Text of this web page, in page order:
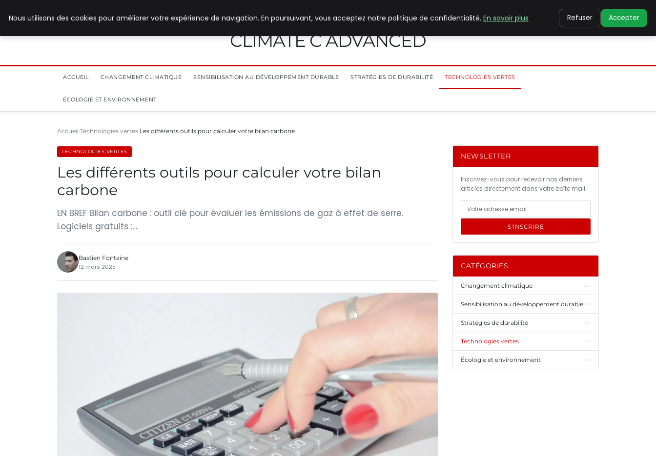
CLIMATE C ADVANCED
ACCUEIL CHANGEMENT CLIMATIQUE SENSIBILISATION AU DÉVELOPPEMENT DURABLE STRATÉGIES DE DURABILITÉ TECHNOLOGIES VERTES
ÉCOLOGIE ET ENVIRONNEMENT
Accueil Technologies vertes Les différents outils pour calculer votre bilan carbone
TECHNOLOGIES VERTES
Les différents outils pour calculer votre bilan
carbone
EN BREF Bilan carbone : outil clé pour évaluer les émissions de gaz à effet de serre.
Logiciels gratuits :…
Bastien Fontaine
12 mars 2025
NEWSLETTER
Inscrivez-vous pour recevoir nos derniers
articles directement dans votre boîte mail.
S'INSCRIRE
CATÉGORIES
Changement climatique
Sensibilisation au développement durable
Stratégies de durabilité
Technologies vertes
Écologie et environnement
Nous utilisons des cookies pour améliorer votre expérience de navigation. En poursuivant, vous acceptez notre politique de confidentialité. En savoir plus Refuser Accepter